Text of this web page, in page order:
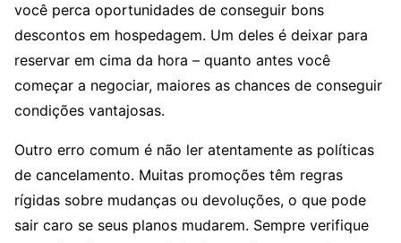
você perca oportunidades de conseguir bons
descontos em hospedagem. Um deles é deixar para
reservar em cima da hora – quanto antes você
começar a negociar, maiores as chances de conseguir
condições vantajosas.
Outro erro comum é não ler atentamente as políticas
de cancelamento. Muitas promoções têm regras
rígidas sobre mudanças ou devoluções, o que pode
sair caro se seus planos mudarem. Sempre verifique